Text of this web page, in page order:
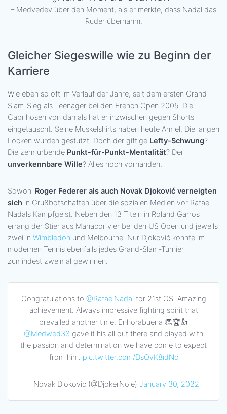
– Medvedev über den Moment, als er merkte, dass Nadal das
Ruder übernahm.
Gleicher Siegeswille wie zu Beginn der
Karriere
Wie eben so oft im Verlauf der Jahre, seit dem ersten Grand-
Slam-Sieg als Teenager bei den French Open 2005. Die
Caprihosen von damals hat er inzwischen gegen Shorts
eingetauscht. Seine Muskelshirts haben heute Ärmel. Die langen
Locken wurden gestutzt. Doch der giftige Lefty-Schwung?
Die zermürbende Punkt-für-Punkt-Mentalität? Der
unverkennbare Wille? Alles noch vorhanden.
Sowohl Roger Federer als auch Novak Djoković verneigten
sich in Grußbotschaften über die sozialen Medien vor Rafael
Nadals Kampfgeist. Neben den 13 Titeln in Roland Garros
errang der Stier aus Manacor vier bei den US Open und jeweils
zwei in Wimbledon und Melbourne. Nur Djoković konnte im
modernen Tennis ebenfalls jedes Grand-Slam-Turnier
zumindest zweimal gewinnen.
Congratulations to @RafaelNadal for 21st GS. Amazing
achievement. Always impressive fighting spirit that
prevailed another time. Enhorabuena 👏🏆👍
@Medwed33 gave it his all out there and played with
the passion and determination we have come to expect
from him. pic.twitter.com/DsOvK8idNc
- Novak Djokovic (@DjokerNole) January 30, 2022